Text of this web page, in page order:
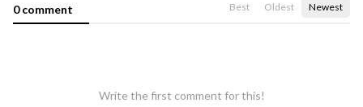
0 comment Best Oldest Newest
Write the first comment for this!